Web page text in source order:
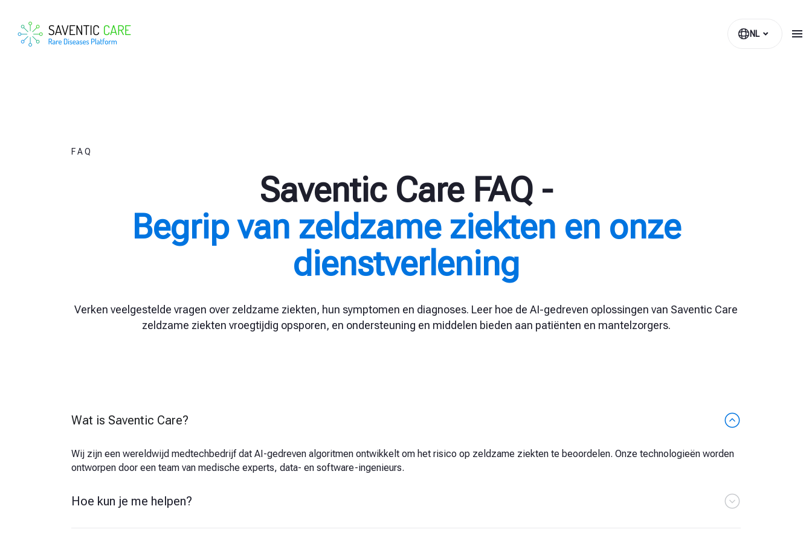
NL
FAQ
Saventic Care FAQ -
Begrip van zeldzame ziekten en onze
dienstverlening
Verken veelgestelde vragen over zeldzame ziekten, hun symptomen en diagnoses. Leer hoe de AI-gedreven oplossingen van Saventic Care
zeldzame ziekten vroegtijdig opsporen, en ondersteuning en middelen bieden aan patiënten en mantelzorgers.
Wat is Saventic Care?
Wij zijn een wereldwijd medtechbedrijf dat AI-gedreven algoritmen ontwikkelt om het risico op zeldzame ziekten te beoordelen. Onze technologieën worden
ontworpen door een team van medische experts, data- en software-ingenieurs.
Hoe kun je me helpen?